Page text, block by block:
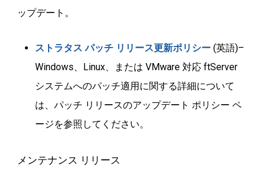
ップデート。
ストラタス パッチ リリース更新ポリシー(英語)–
Windows、Linux、または VMware 対応 ftServer
システムへのパッチ適用に関する詳細について
は、パッチ リリースのアップデート ポリシー ペ
ージを参照してください。
メンテナンス リリース